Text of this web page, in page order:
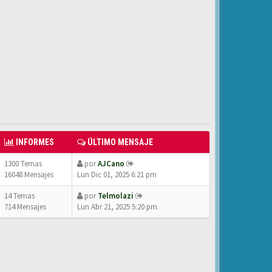
INFORMES ÚLTIMO MENSAJE
1300 Temas
16048 Mensajes
porAJCano
Lun Dic 01, 2025 6:21 pm
14 Temas
714 Mensajes
porTelmolazi
Lun Abr 21, 2025 5:20 pm